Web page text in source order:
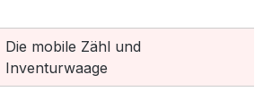
Die mobile Zähl und
Inventurwaage